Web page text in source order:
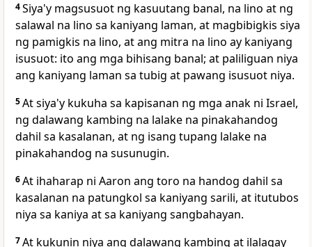
4Siya'y magsusuot ng kasuutang banal, na lino at ng
salawal na lino sa kaniyang laman, at magbibigkis siya
ng pamigkis na lino, at ang mitra na lino ay kaniyang
isusuot: ito ang mga bihisang banal; at paliliguan niya
ang kaniyang laman sa tubig at pawang isusuot niya.
5At siya'y kukuha sa kapisanan ng mga anak ni Israel,
ng dalawang kambing na lalake na pinakahandog
dahil sa kasalanan, at ng isang tupang lalake na
pinakahandog na susunugin.
6At ihaharap ni Aaron ang toro na handog dahil sa
kasalanan na patungkol sa kaniyang sarili, at itutubos
niya sa kaniya at sa kaniyang sangbahayan.
7At kukunin niya ang dalawang kambing at ilalagay